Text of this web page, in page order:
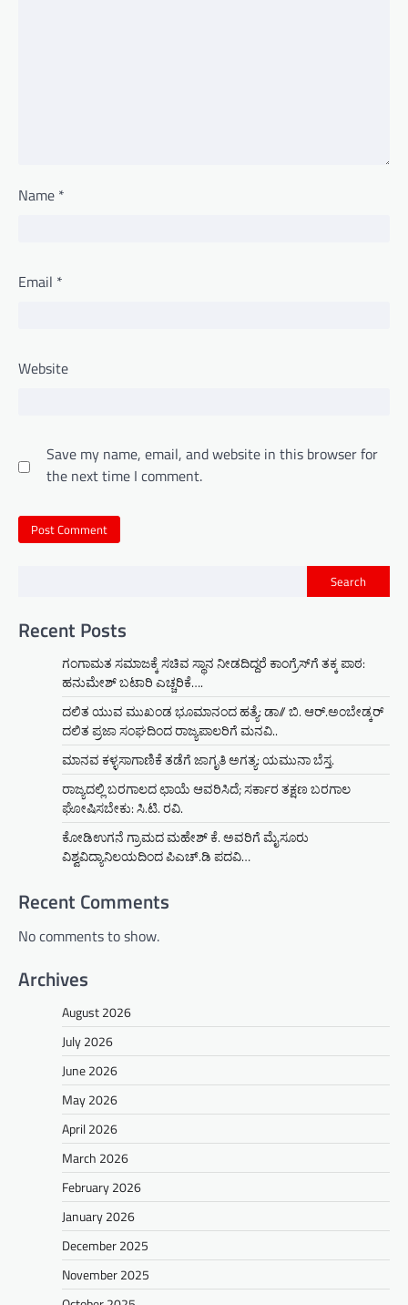
Name *
Email *
Website
Save my name, email, and website in this browser for
the next time I comment.
Search
Recent Posts
ಗಂಗಾಮತ ಸಮಾಜಕ್ಕೆ ಸಚಿವ ಸ್ಥಾನ ನೀಡದಿದ್ದರೆ ಕಾಂಗ್ರೆಸ್‌ಗೆ ತಕ್ಕ ಪಾಠ:
ಹನುಮೇಶ್ ಬಟಾರಿ ಎಚ್ಚರಿಕೆ….
ದಲಿತ ಯುವ ಮುಖಂಡ ಭೂಮಾನಂದ ಹತ್ಯೆ: ಡಾ// ಬಿ. ಆರ್.ಅಂಬೇಡ್ಕರ್
ದಲಿತ ಪ್ರಜಾ ಸಂಘದಿಂದ ರಾಜ್ಯಪಾಲರಿಗೆ ಮನವಿ..
ಮಾನವ ಕಳ್ಳಸಾಗಾಣಿಕೆ ತಡೆಗೆ ಜಾಗೃತಿ ಅಗತ್ಯ: ಯಮುನಾ ಬೆಸ್ತ.
ರಾಜ್ಯದಲ್ಲಿ ಬರಗಾಲದ ಛಾಯೆ ಆವರಿಸಿದೆ; ಸರ್ಕಾರ ತಕ್ಷಣ ಬರಗಾಲ
ಘೋಷಿಸಬೇಕು: ಸಿ.ಟಿ. ರವಿ.
ಕೋಡಿಉಗನೆ ಗ್ರಾಮದ ಮಹೇಶ್ ಕೆ. ಅವರಿಗೆ ಮೈಸೂರು
ವಿಶ್ವವಿದ್ಯಾನಿಲಯದಿಂದ ಪಿಎಚ್.ಡಿ ಪದವಿ…
Recent Comments
No comments to show.
Archives
August 2026
July 2026
June 2026
May 2026
April 2026
March 2026
February 2026
January 2026
December 2025
November 2025